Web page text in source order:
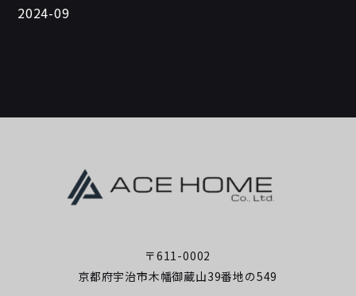
2024-09
〒611-0002
京都府宇治市木幡御蔵山39番地の549